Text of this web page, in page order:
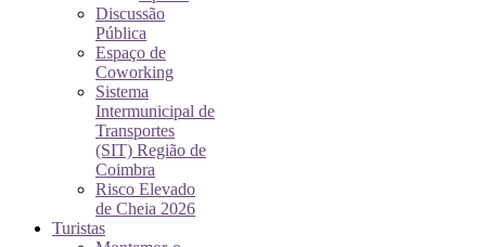
Discussão
Pública
Espaço de
Coworking
Sistema
Intermunicipal de
Transportes
(SIT) Região de
Coimbra
Risco Elevado
de Cheia 2026
Turistas